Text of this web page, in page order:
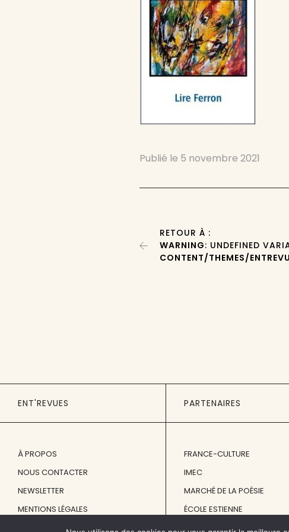
Publié le 5 novembre 2021
RETOUR À :
WARNING: UNDEFINED
CONTENT/THEMES/
ENT'REVUES
À PROPOS
NOUS CONTACTER
NEWSLETTER
MENTIONS LÉGALES
PARTENAIRES
FRANCE-CULTURE
IMEC
MARCHÉ DE LA POÉSIE
ÉCOLE ESTIENNE